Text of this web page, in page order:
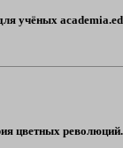
учёных
цветных